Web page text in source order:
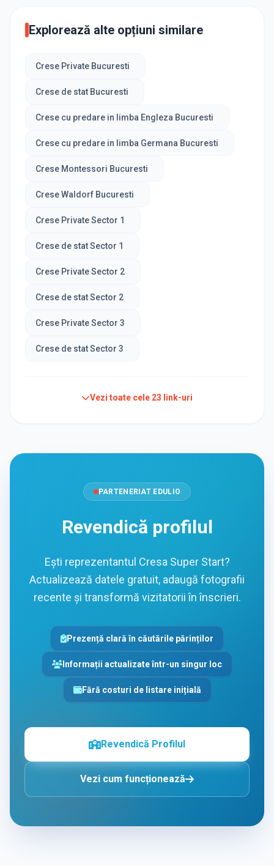
Explorează alte opțiuni similare
Crese Private Bucuresti
Crese de stat Bucuresti
Crese cu predare in limba Engleza Bucuresti
Crese cu predare in limba Germana Bucuresti
Crese Montessori Bucuresti
Crese Waldorf Bucuresti
Crese Private Sector 1
Crese de stat Sector 1
Crese Private Sector 2
Crese de stat Sector 2
Crese Private Sector 3
Crese de stat Sector 3
Vezi toate cele 23 link-uri
PARTENERIAT EDULIO
Revendică profilul
Ești reprezentantul Cresa Super Start?
Actualizează datele gratuit, adaugă fotografii
recente și transformă vizitatorii în înscrieri.
Prezență clară în căutările părinților
Informații actualizate într-un singur loc
Fără costuri de listare inițială
Revendică Profilul
Vezi cum funcționează